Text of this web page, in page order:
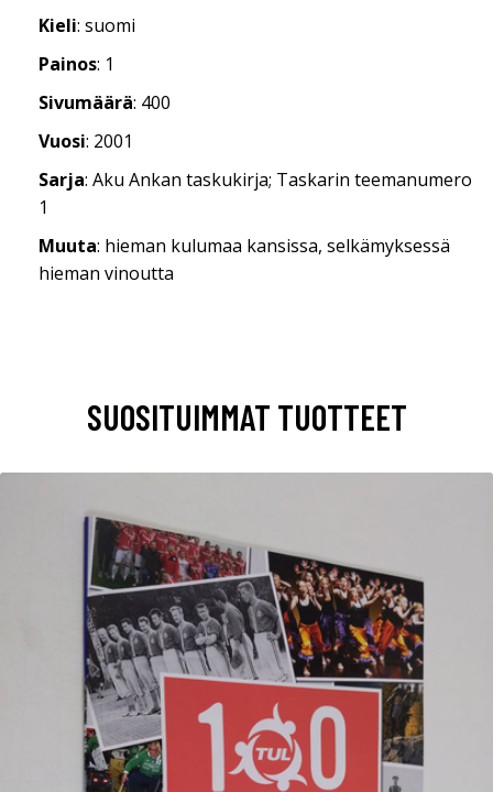
Kieli: suomi
Painos: 1
Sivumäärä: 400
Vuosi: 2001
Sarja: Aku Ankan taskukirja; Taskarin teemanumero
1
Muuta: hieman kulumaa kansissa, selkämyksessä
hieman vinoutta
SUOSITUIMMAT TUOTTEET